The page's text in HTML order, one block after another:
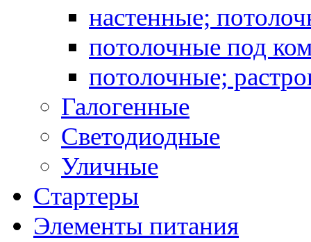
настенные;
потолочные под
потолочные;
Галогенные
Светодиодные
Уличные
Стартеры
Элементы питания